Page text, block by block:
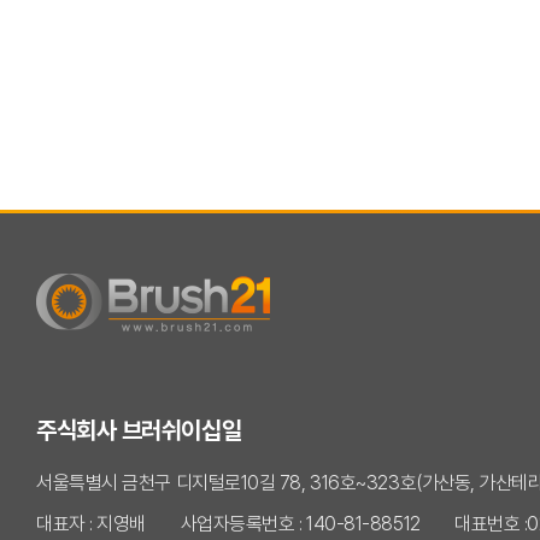
주식회사 브러쉬이십일
서울특별시 금천구 디지털로10길 78, 316호~323호(가산동, 가산테
대표자 : 지영배
사업자등록번호 : 140-81-88512 대표번호